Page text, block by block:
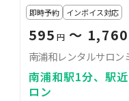
即時予約 インボイス対応
595 円〜 1,760
南浦和レンタルサロン
南浦和駅1分、駅
ロン